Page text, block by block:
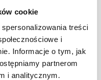
cookie
treści
i
Informacje o tym, jak
partnerom
i analitycznym.
o ±2 cm
który można